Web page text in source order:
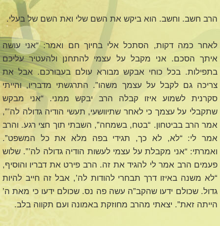
הרב חשב. וחשב. הוא ביקש את השם שלי ואת השם של בעלי.
לאחר כמה דקות, הסתכל אלי בחיוך חם ואמר: “אני עושה
איתך הסכם. אני מקבל על עצמי להתחנן ולהעטיר עליכם
בתפילות. בכל כוחי אבקש מבורא עולם בעבורכם. אבל את
צריכה גם לקבל על עצמך משהו”. התרגשתי מדבריו, והייתי
סקרנית לשמוע איזו קבלה הרב יבקש ממני. “אני מבקש
שתקבלי על עצמך כי לאחר שתיוושעי, תעשי הודיה גדולה לה’”,
אמר הרב בביטחון. “בטח, בשמחה”, השבתי תוך חצי רגע. והרב
אמר לי: “לא, לא כך, תגידי בפה מלא את כל המשפט”.
ואמרתי: “אני מקבלת על עצמי לעשות הודיה גדולה לה’”. שלוש
פעמים הרב אמר לי להגיד את זה. הרב פירט את דבריו והוסיף,
“לא משנה באיזו דרך תבחרי להודות לה’, אבל זה חייב להיות
גדול. שכולם ידעו שהקב”ה עשה פה נס. שכולם ידעו כי מאת ה’
הייתה זאת”. יצאתי מהרב מחוזקת באמונה ועם תקווה בלב.